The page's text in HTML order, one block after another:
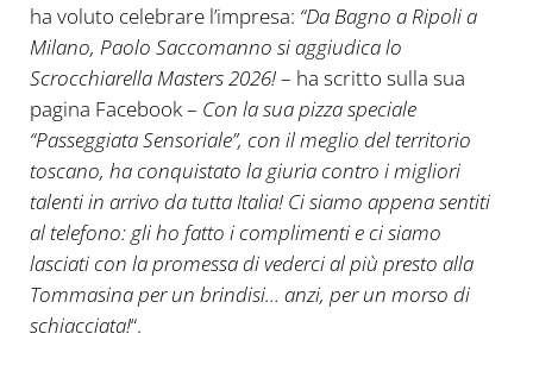
ha voluto celebrare l’impresa: “Da Bagno a Ripoli a
Milano, Paolo Saccomanno si aggiudica lo
Scrocchiarella Masters 2026!– ha scritto sulla sua
pagina Facebook – Con la sua pizza speciale
“Passeggiata Sensoriale”, con il meglio del territorio
toscano, ha conquistato la giuria contro i migliori
talenti in arrivo da tutta Italia! Ci siamo appena sentiti
al telefono: gli ho fatto i complimenti e ci siamo
lasciati con la promessa di vederci al più presto alla
Tommasina per un brindisi… anzi, per un morso di
schiacciata!“.